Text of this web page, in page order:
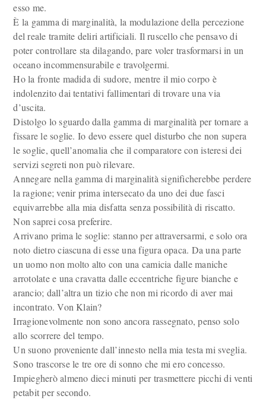
esso me.
È la gamma di marginalità, la modulazione della percezione
del reale tramite deliri artificiali. Il ruscello che pensavo di
poter controllare sta dilagando, pare voler trasformarsi in un
oceano incommensurabile e travolgermi.
Ho la fronte madida di sudore, mentre il mio corpo è
indolenzito dai tentativi fallimentari di trovare una via
d’uscita.
Distolgo lo sguardo dalla gamma di marginalità per tornare a
fissare le soglie. Io devo essere quel disturbo che non supera
le soglie, quell’anomalia che il comparatore con isteresi dei
servizi segreti non può rilevare.
Annegare nella gamma di marginalità significherebbe perdere
la ragione; venir prima intersecato da uno dei due fasci
equivarrebbe alla mia disfatta senza possibilità di riscatto.
Non saprei cosa preferire.
Arrivano prima le soglie: stanno per attraversarmi, e solo ora
noto dietro ciascuna di esse una figura opaca. Da una parte
un uomo non molto alto con una camicia dalle maniche
arrotolate e una cravatta dalle eccentriche figure bianche e
arancio; dall’altra un tizio che non mi ricordo di aver mai
incontrato. Von Klain?
Irragionevolmente non sono ancora rassegnato, penso solo
allo scorrere del tempo.
Un suono proveniente dall’innesto nella mia testa mi sveglia.
Sono trascorse le tre ore di sonno che mi ero concesso.
Impiegherò almeno dieci minuti per trasmettere picchi di venti
petabit per secondo.